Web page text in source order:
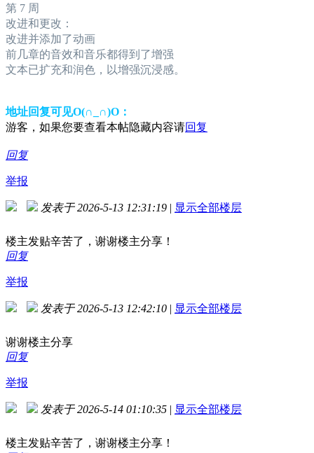
第 7 周
改进和更改：
改进并添加了动画
前几章的音效和音乐都得到了增强
文本已扩充和润色，以增强沉浸感。
地址回复可见O(∩_∩)O：
游客，如果您要查看本帖隐藏内容请回复
回复
举报
发表于 2026-5-13 12:31:19 | 显示全部楼层
楼主发贴辛苦了，谢谢楼主分享！
回复
举报
发表于 2026-5-13 12:42:10 | 显示全部楼层
谢谢楼主分享
回复
举报
发表于 2026-5-14 01:10:35 | 显示全部楼层
楼主发贴辛苦了，谢谢楼主分享！